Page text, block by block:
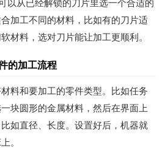
以从已经解锁的刀片里选一个合适的
加工不同的材料，比如有的刀片适
材料，选对刀片能让加工更顺利。
的加工流程
料和要加工的零件类型。比如任务
块圆形的金属材料，然后在界面上
如直径、长度。设置好后，机器就
。